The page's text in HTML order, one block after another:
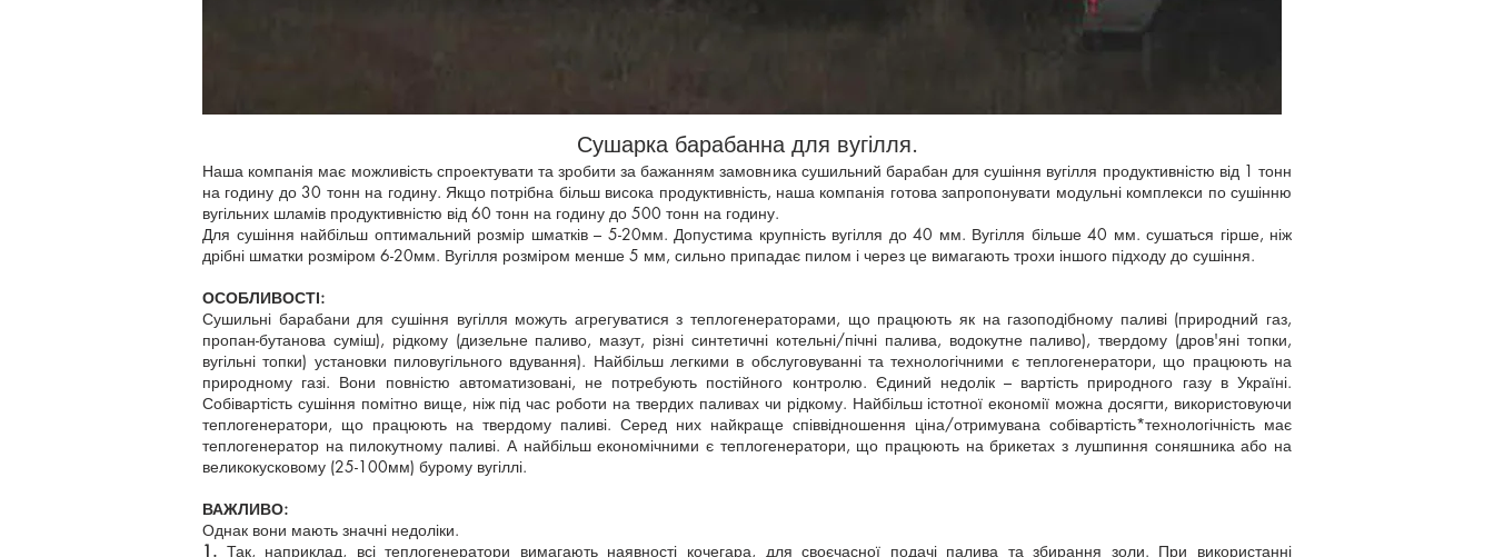
Сушарка барабанна для вугілля.
Наша компанія має можливість спроектувати та зробити за бажанням замовника сушильний барабан для сушіння вугілля продуктивністю від 1 тонн
на годину до 30 тонн на годину. Якщо потрібна більш висока продуктивність, наша компанія готова запропонувати модульні комплекси по сушінню
вугільних шламів продуктивністю від 60 тонн на годину до 500 тонн на годину.
Для сушіння найбільш оптимальний розмір шматків – 5-20мм. Допустима крупність вугілля до 40 мм. Вугілля більше 40 мм. сушаться гірше, ніж
дрібні шматки розміром 6-20мм. Вугілля розміром менше 5 мм, сильно припадає пилом і через це вимагають трохи іншого підходу до сушіння.
ОСОБЛИВОСТІ:
Сушильні барабани для сушіння вугілля можуть агрегуватися з теплогенераторами, що працюють як на газоподібному паливі (природний газ,
пропан-бутанова суміш), рідкому (дизельне паливо, мазут, різні синтетичні котельні/пічні палива, водокутне паливо), твердому (дров'яні топки,
вугільні топки) установки пиловугільного вдування). Найбільш легкими в обслуговуванні та технологічними є теплогенератори, що працюють на
природному газі. Вони повністю автоматизовані, не потребують постійного контролю. Єдиний недолік – вартість природного газу в Україні.
Собівартість сушіння помітно вище, ніж під час роботи на твердих паливах чи рідкому. Найбільш істотної економії можна досягти, використовуючи
теплогенератори, що працюють на твердому паливі. Серед них найкраще співвідношення ціна/отримувана собівартість*технологічність має
теплогенератор на пилокутному паливі. А найбільш економічними є теплогенератори, що працюють на брикетах з лушпиння соняшника або на
великокусковому (25-100мм) бурому вугіллі.
ВАЖЛИВО:
Однак вони мають значні недоліки.
1. Так, наприклад, всі теплогенератори вимагають наявності кочегара, для своєчасної подачі палива та збирання золи. При використанні